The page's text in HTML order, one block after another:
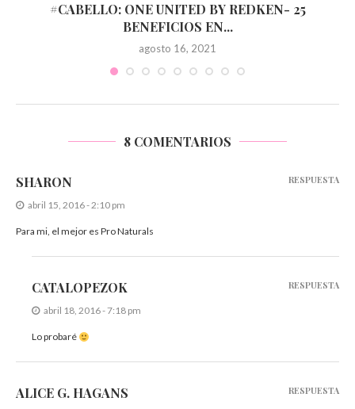
#CABELLO: ONE UNITED BY REDKEN- 25
BENEFICIOS EN...
agosto 16, 2021
8 COMENTARIOS
SHARON
abril 15, 2016 - 2:10 pm
Para mi, el mejor es Pro Naturals
RESPUESTA
CATALOPEZOK
abril 18, 2016 - 7:18 pm
Lo probaré
RESPUESTA
ALICE G. HAGANS RESPUESTA